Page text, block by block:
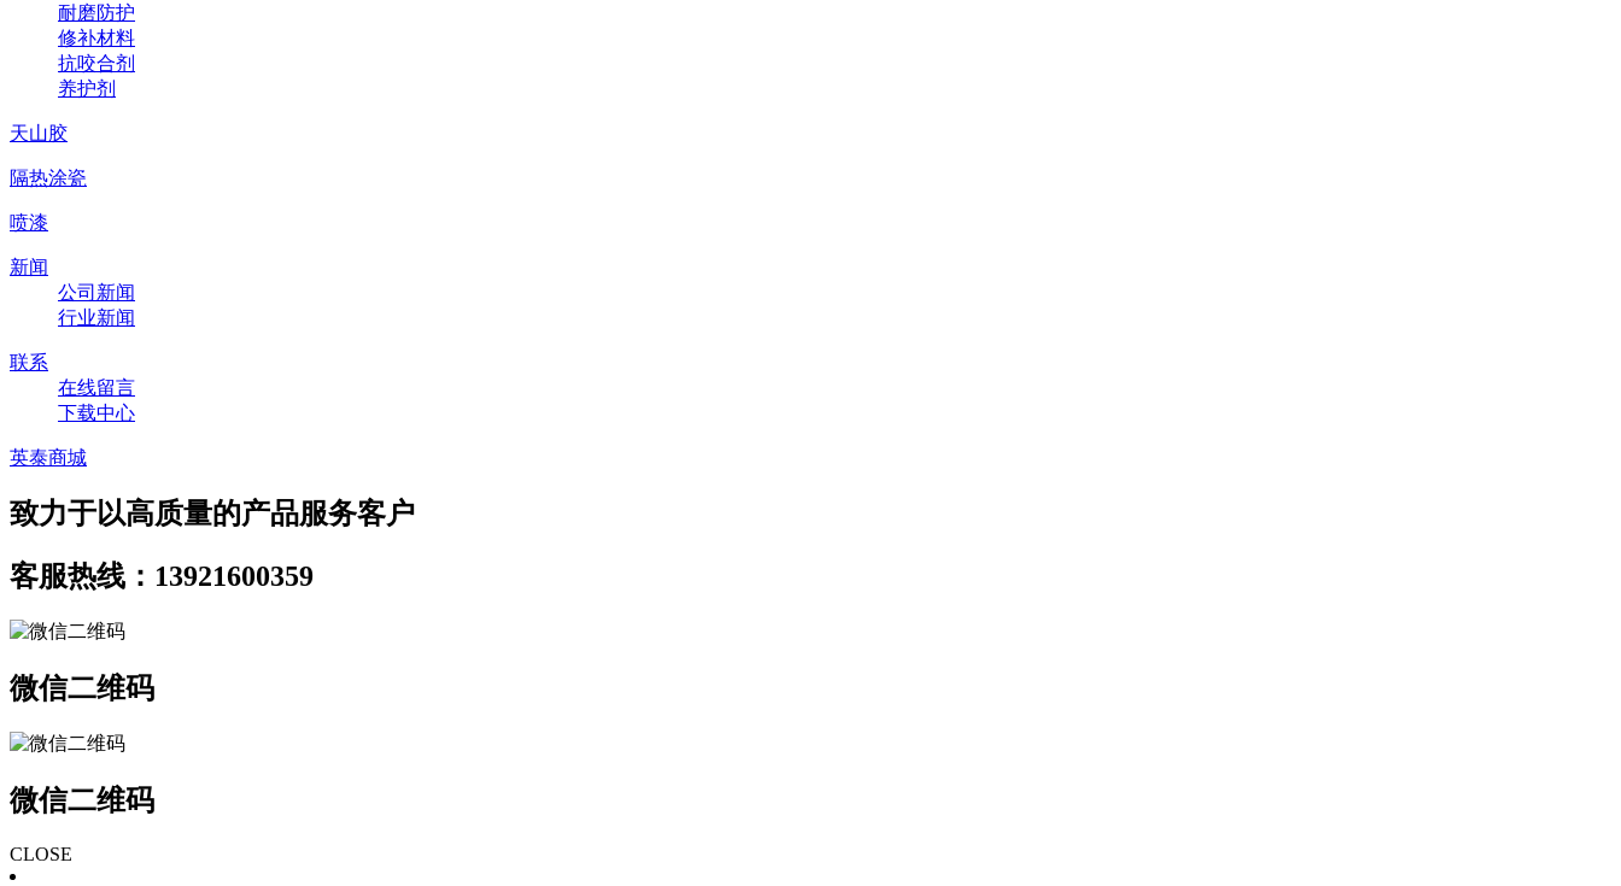
耐磨防护
修补材料
抗咬合剂
养护剂
天山胶
隔热涂瓷
喷漆
新闻
公司新闻
行业新闻
联系
在线留言
下载中心
英泰商城
致力于以高质量的产品服务客户
客服热线：13921600359
微信二维码
微信二维码
CLOSE